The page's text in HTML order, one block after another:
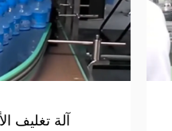
آلة تغليف